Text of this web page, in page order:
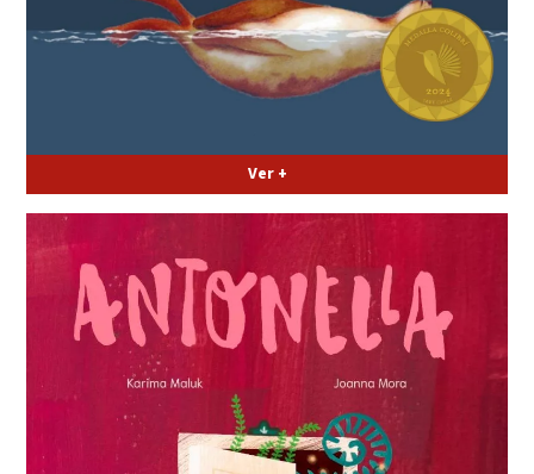
Ver +